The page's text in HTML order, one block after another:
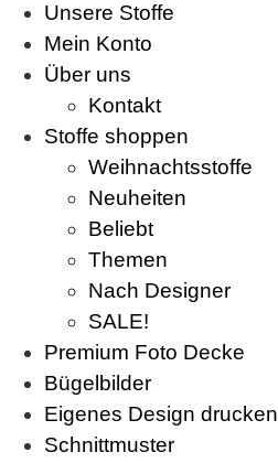
Unsere Stoffe
Mein Konto
Über uns
Kontakt
Stoffe shoppen
Weihnachtsstoffe
Neuheiten
Beliebt
Themen
Nach Designer
SALE!
Premium Foto Decke
Bügelbilder
Eigenes Design drucken
Schnittmuster